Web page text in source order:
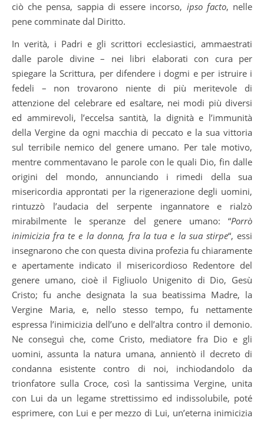
ciò che pensa, sappia di essere incorso, ipso facto, nelle
pene comminate dal Diritto.
In verità, i Padri e gli scrittori ecclesiastici, ammaestrati
dalle parole divine – nei libri elaborati con cura per
spiegare la Scrittura, per difendere i dogmi e per istruire i
fedeli – non trovarono niente di più meritevole di
attenzione del celebrare ed esaltare, nei modi più diversi
ed ammirevoli, l’eccelsa santità, la dignità e l’immunità
della Vergine da ogni macchia di peccato e la sua vittoria
sul terribile nemico del genere umano. Per tale motivo,
mentre commentavano le parole con le quali Dio, fin dalle
origini del mondo, annunciando i rimedi della sua
misericordia approntati per la rigenerazione degli uomini,
rintuzzò l’audacia del serpente ingannatore e rialzò
mirabilmente le speranze del genere umano: “Porrò
inimicizia fra te e la donna, fra la tua e la sua stirpe“, essi
insegnarono che con questa divina profezia fu chiaramente
e apertamente indicato il misericordioso Redentore del
genere umano, cioè il Figliuolo Unigenito di Dio, Gesù
Cristo; fu anche designata la sua beatissima Madre, la
Vergine Maria, e, nello stesso tempo, fu nettamente
espressa l’inimicizia dell’uno e dell’altra contro il demonio.
Ne conseguì che, come Cristo, mediatore fra Dio e gli
uomini, assunta la natura umana, annientò il decreto di
condanna esistente contro di noi, inchiodandolo da
trionfatore sulla Croce, così la santissima Vergine, unita
con Lui da un legame strettissimo ed indissolubile, poté
esprimere, con Lui e per mezzo di Lui, un’eterna inimicizia